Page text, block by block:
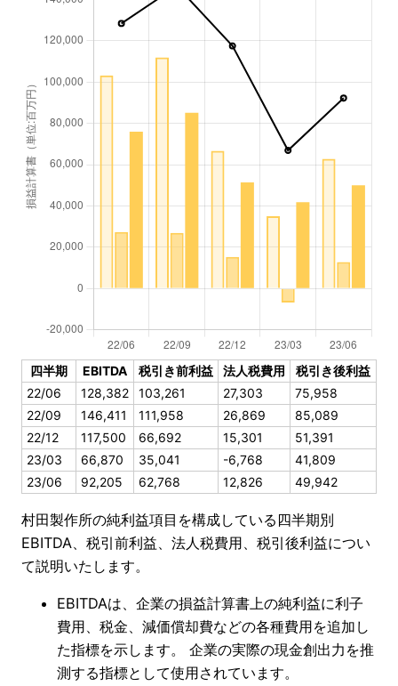
四半期 EBITDA 税引き前利益 法人税費用
税引き後利益
22/06
128,382 103,261 27,303
75,958
22/09
146,411 111,958 26,869
85,089
22/12
117,500 66,692 15,301
51,391
23/03
66,870 35,041 -6,768
41,809
23/06
92,205 62,768 12,826 49,942
村田製作所の純利益項目を構成している四半期別
EBITDA、税引前利益、法人税費用、税引後利益につい
て説明いたします。
EBITDAは、企業の損益計算書上の純利益に利子
費用、税金、減価償却費などの各種費用を追加し
た指標を示します。 企業の実際の現金創出力を推
測する指標として使用されています。